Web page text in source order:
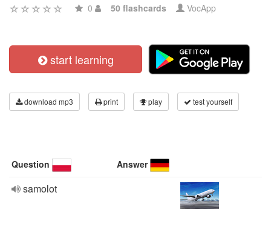
0 50 flashcards VocApp
start learning
download mp3 print play test yourself
Question Answer
samolot